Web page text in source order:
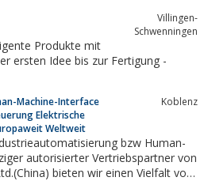
Zusammenarbeit zwischen...
Villingen-
Schwenningen
Produkte mit
ersten Idee bis zur Fertigung -
Machine-Interface
Elektrische
Weltweit
Koblenz
bzw Human-
autorisierter Vertriebspartner von